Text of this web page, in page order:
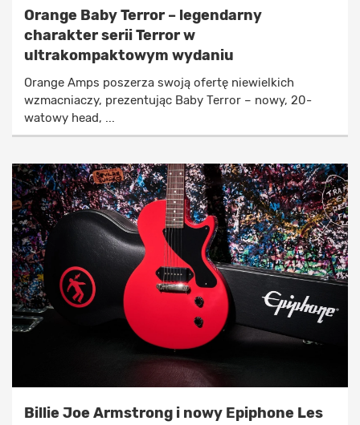
Orange Baby Terror – legendarny
charakter serii Terror w
ultrakompaktowym wydaniu
Orange Amps poszerza swoją ofertę niewielkich
wzmacniaczy, prezentując Baby Terror – nowy, 20-
watowy head, ...
Billie Joe Armstrong i nowy Epiphone Les